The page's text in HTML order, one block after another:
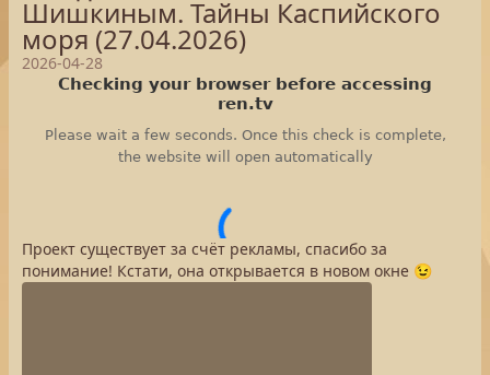
Шишкиным. Тайны Каспийского
моря (27.04.2026)
2026-04-28
Проект существует за счёт рекламы, спасибо за
понимание! Кстати, она открывается в новом окне 😉